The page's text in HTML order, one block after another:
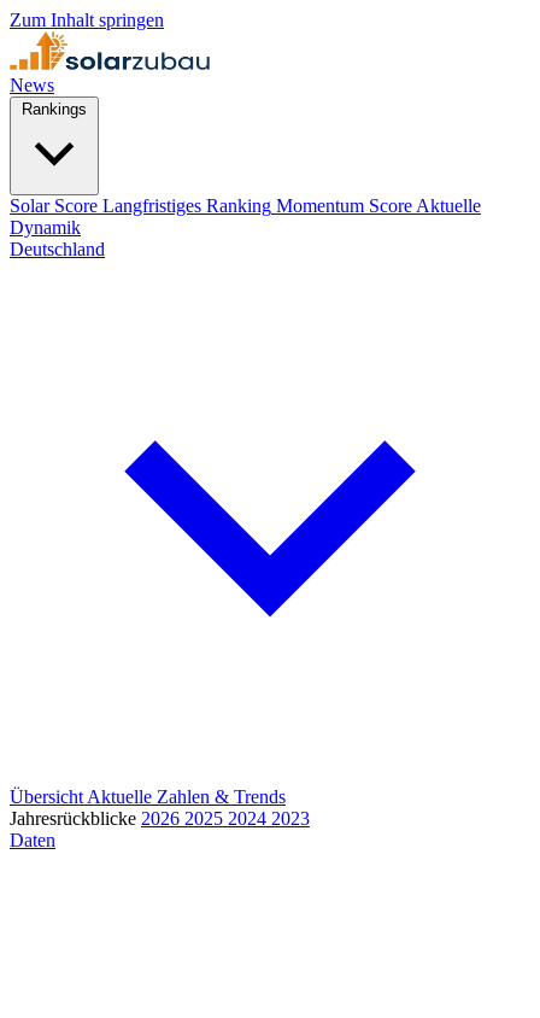
Zum Inhalt springen
News
Solar Score Langfristiges Ranking Momentum Score Aktuelle
Dynamik
Deutschland
Übersicht Aktuelle Zahlen & Trends
Jahresrückblicke 2026 2025 2024 2023
Daten